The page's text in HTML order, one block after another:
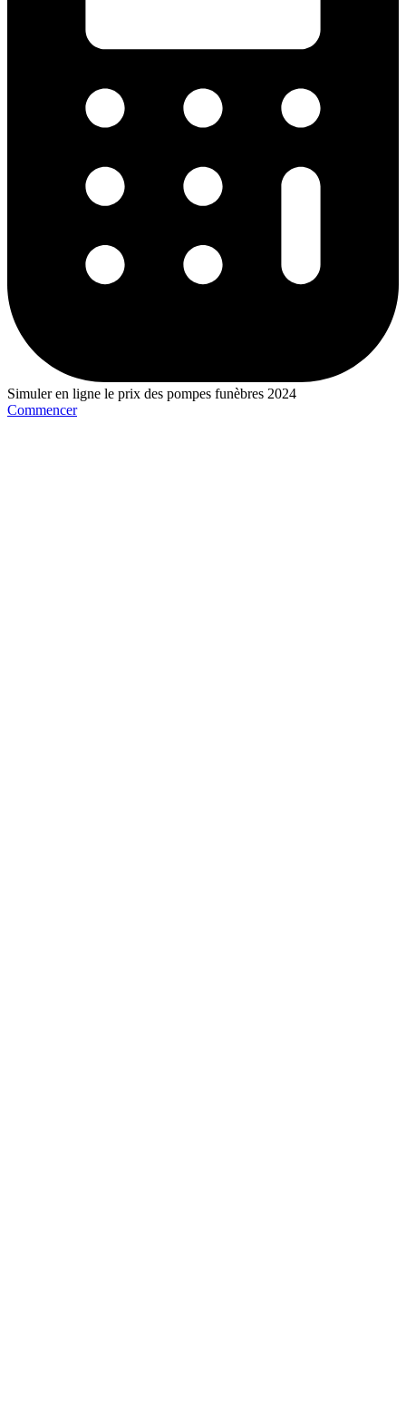
Simuler en ligne le prix des pompes funèbres 2024
Commencer